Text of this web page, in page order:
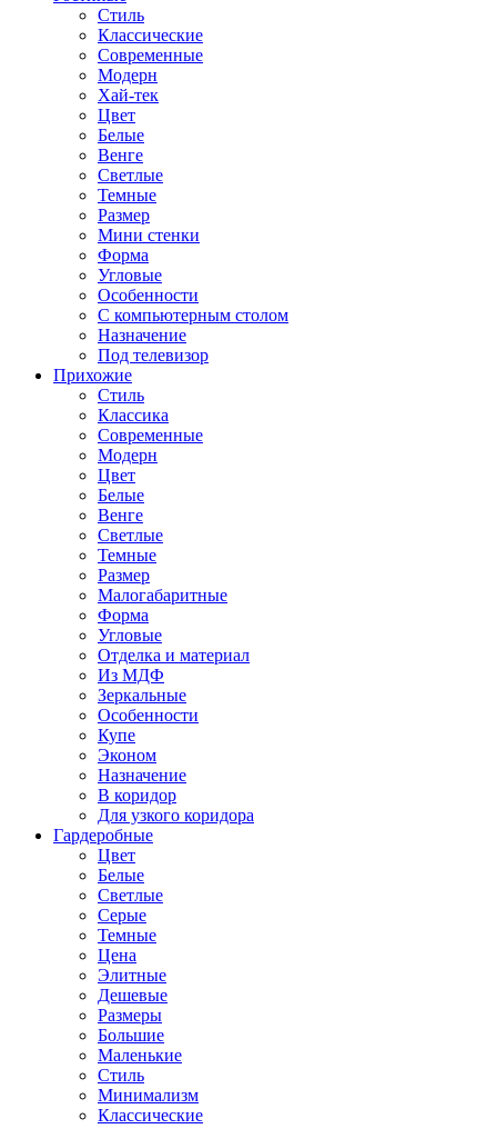
Стиль
Классические
Современные
Модерн
Хай-тек
Цвет
Белые
Венге
Светлые
Темные
Размер
Мини стенки
Форма
Угловые
Особенности
С компьютерным столом
Назначение
Под телевизор
Прихожие
Стиль
Классика
Современные
Модерн
Цвет
Белые
Венге
Светлые
Темные
Размер
Малогабаритные
Форма
Угловые
Отделка и материал
Из МДФ
Зеркальные
Особенности
Купе
Эконом
Назначение
В коридор
Для узкого коридора
Гардеробные
Цвет
Белые
Светлые
Серые
Темные
Цена
Элитные
Дешевые
Размеры
Большие
Маленькие
Стиль
Минимализм
Классические